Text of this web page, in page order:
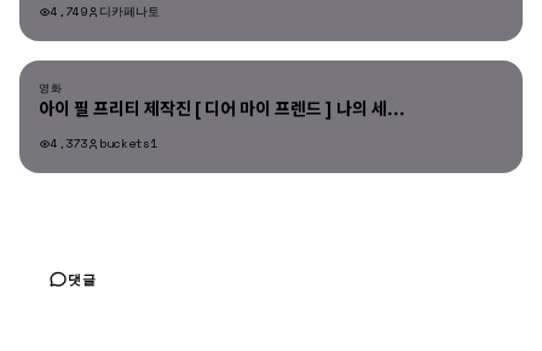
4,749 디카페나토
영화
영화
아이 필 프리티 제작진 [ 디어 마이 프렌드 ] 나의 세...
4,373 buckets1
댓글